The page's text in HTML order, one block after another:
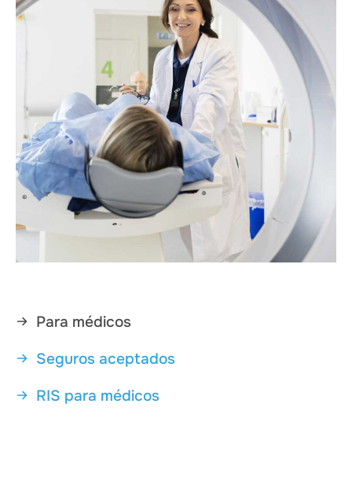
Para médicos
Seguros aceptados
RIS para médicos